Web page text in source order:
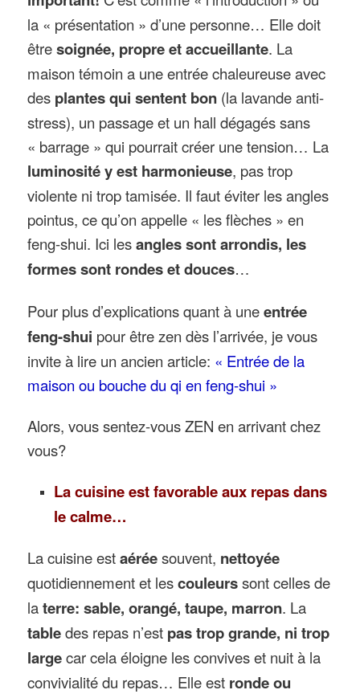
la « présentation » d’une personne… Elle doit
êtresoignée, propre et accueillante. La
maison témoin a une entrée chaleureuse avec
des plantes qui sentent bon (la lavande anti-
stress), un passage et un hall dégagés sans
« barrage » qui pourrait créer une tension… La
luminosité y est harmonieuse, pas trop
violente ni trop tamisée. Il faut éviter les angles
pointus, ce qu’on appelle « les flèches » en
feng-shui. Ici lesangles sont arrondis, les
formes sont rondes et douces…
Pour plus d’explications quant à uneentrée
feng-shui pour être zen dès l’arrivée, je vous
invite à lire un ancien article: « Entrée de la
maison ou bouche du qi en feng-shui »
Alors, vous sentez-vous ZEN en arrivant chez
vous?
La cuisine est favorable aux repas dans
le calme…
La cuisine estaéréesouvent, nettoyée
quotidiennement et lescouleurssont celles de
laterre: sable, orangé, taupe, marron. La
tabledes repas n’est pas trop grande, ni trop
largecar cela éloigne les convives et nuit à la
convivialité du repas… Elle est ronde ou